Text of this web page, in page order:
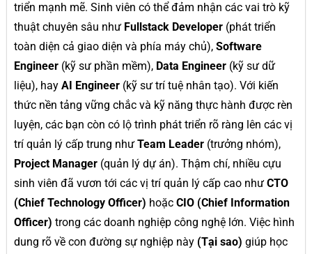
triển mạnh mẽ. Sinh viên có thể đảm nhận các vai trò kỹ
thuật chuyên sâu như Fullstack Developer (phát triển
toàn diện cả giao diện và phía máy chủ), Software
Engineer (kỹ sư phần mềm), Data Engineer (kỹ sư dữ
liệu), hay AI Engineer (kỹ sư trí tuệ nhân tạo). Với kiến
thức nền tảng vững chắc và kỹ năng thực hành được rèn
luyện, các bạn còn có lộ trình phát triển rõ ràng lên các vị
trí quản lý cấp trung như Team Leader (trưởng nhóm),
Project Manager (quản lý dự án). Thậm chí, nhiều cựu
sinh viên đã vươn tới các vị trí quản lý cấp cao như CTO
(Chief Technology Officer) hoặc CIO (Chief Information
Officer) trong các doanh nghiệp công nghệ lớn. Việc hình
dung rõ về con đường sự nghiệp này (Tại sao) giúp học